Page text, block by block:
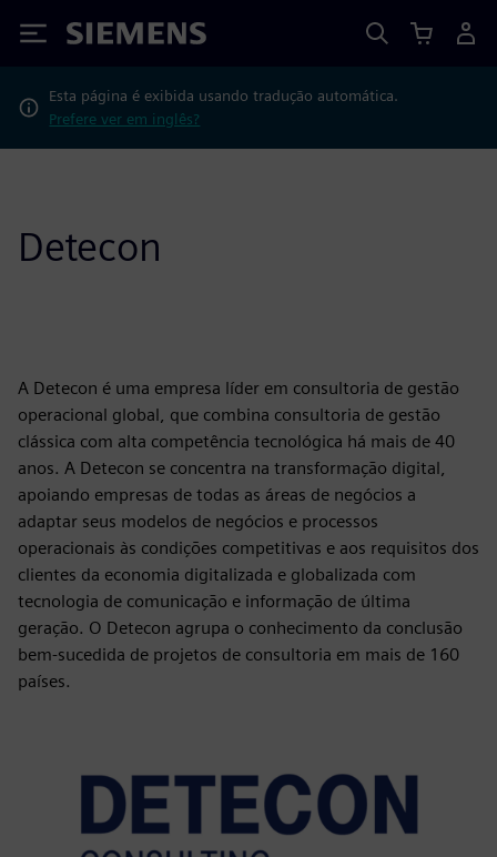
Siemens
Esta página é exibida usando tradução automática.
Prefere ver em inglês?
Detecon
A Detecon é uma empresa líder em consultoria de gestão
operacional global, que combina consultoria de gestão
clássica com alta competência tecnológica há mais de 40
anos. A Detecon se concentra na transformação digital,
apoiando empresas de todas as áreas de negócios a
adaptar seus modelos de negócios e processos
operacionais às condições competitivas e aos requisitos dos
clientes da economia digitalizada e globalizada com
tecnologia de comunicação e informação de última
geração. O Detecon agrupa o conhecimento da conclusão
bem-sucedida de projetos de consultoria em mais de 160
países.